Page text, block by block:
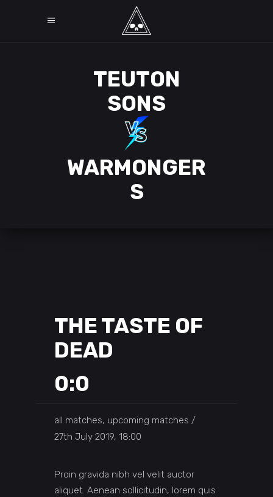
TEUTON
SONS
WARMONGER
S
THE TASTE OF
DEAD
0:0
all matches, upcoming matches
27th July 2019, 18:00
Proin gravida nibh vel velit auctor
aliquet. Aenean sollicitudin, lorem quis